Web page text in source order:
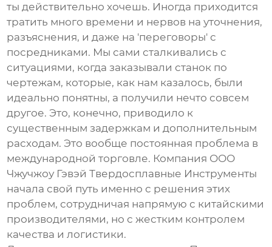
ты действительно хочешь. Иногда приходится
тратить много времени и нервов на уточнения,
разъяснения, и даже на 'переговоры' с
посредниками. Мы сами сталкивались с
ситуациями, когда заказывали станок по
чертежам, которые, как нам казалось, были
идеально понятны, а получили нечто совсем
другое. Это, конечно, приводило к
существенным задержкам и дополнительным
расходам. Это вообще постоянная проблема в
международной торговле. Компания ООО
Чжучжоу Гэвэй Твердосплавные Инструменты
начала свой путь именно с решения этих
проблем, сотрудничая напрямую с китайскими
производителями, но с жестким контролем
качества и логистики.